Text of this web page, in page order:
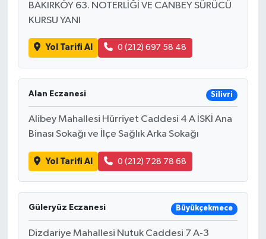
BAKIRKÖY 63. NOTERLİĞİ VE CANBEY SÜRÜCÜ
KURSU YANI
Yol Tarifi Al 0 (212) 697 58 48
Alan Eczanesi Silivri
Alibey Mahallesi Hürriyet Caddesi 4 A İSKİ Ana
Binası Sokağı ve İlçe Sağlık Arka Sokağı
Yol Tarifi Al 0 (212) 728 78 68
Güleryüz Eczanesi Büyükçekmece
Dizdariye Mahallesi Nutuk Caddesi 7 A-3